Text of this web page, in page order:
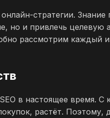
стратегии.
но и привлечь
рассмотрим каждый
в настоящее время.
растёт. Поэтому,